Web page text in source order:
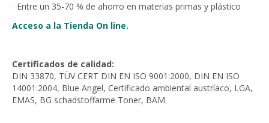
∙ Entre un 35-70 % de ahorro en materias primas y plástico
Acceso a la Tienda On line.
Certificados de calidad:
DIN 33870, TÜV CERT DIN EN ISO 9001:2000, DIN EN ISO
14001:2004, Blue Angel, Certificado ambiental austríaco, LGA,
EMAS, BG schadstoffarme Toner, BAM